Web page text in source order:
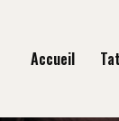
Accueil